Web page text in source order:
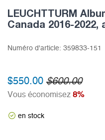
LEUCHTTURM
Canada 2016-
Numéro d'article: 359833-151
$550.00 $600.00
Vous économisez 8%
en stock